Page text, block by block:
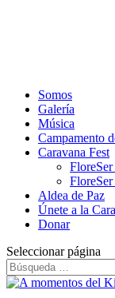
Somos
Galería
Música
Campamento
Caravana Fest
FloreSer
Aldea de Paz
Únete a la
Donar
Seleccionar página